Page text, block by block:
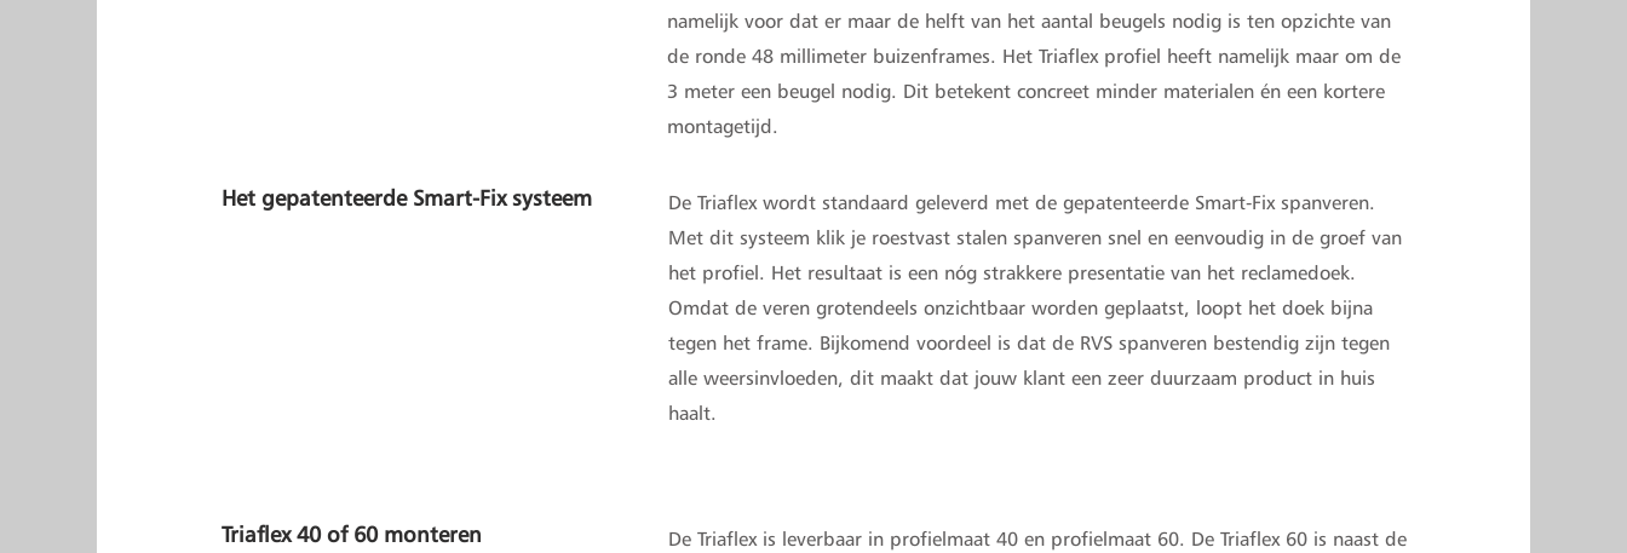
namelijk voor dat er maar de helft van het aantal beugels nodig is ten opzichte van
de ronde 48 millimeter buizenframes. Het Triaflex profiel heeft namelijk maar om de
3 meter een beugel nodig. Dit betekent concreet minder materialen én een kortere
montagetijd.
Het gepatenteerde Smart-Fix systeem
De Triaflex wordt standaard geleverd met de gepatenteerde Smart-Fix spanveren.
Met dit systeem klik je roestvast stalen spanveren snel en eenvoudig in de groef van
het profiel. Het resultaat is een nóg strakkere presentatie van het reclamedoek.
Omdat de veren grotendeels onzichtbaar worden geplaatst, loopt het doek bijna
tegen het frame. Bijkomend voordeel is dat de RVS spanveren bestendig zijn tegen
alle weersinvloeden, dit maakt dat jouw klant een zeer duurzaam product in huis
haalt.
Triaflex 40 of 60 monteren
De Triaflex is leverbaar in profielmaat 40 en profielmaat 60. De Triaflex 60 is naast de